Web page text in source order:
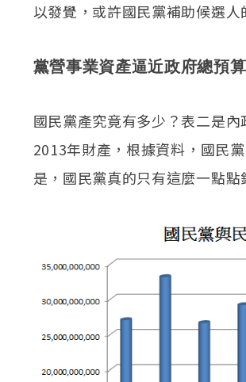
以發覺，或許國民黨補助候選
黨營事業資產逼近政府總預算
國民黨產究竟有多少？表二是
2013年財產，根據資料，國民
是，國民黨真的只有這麼一點點